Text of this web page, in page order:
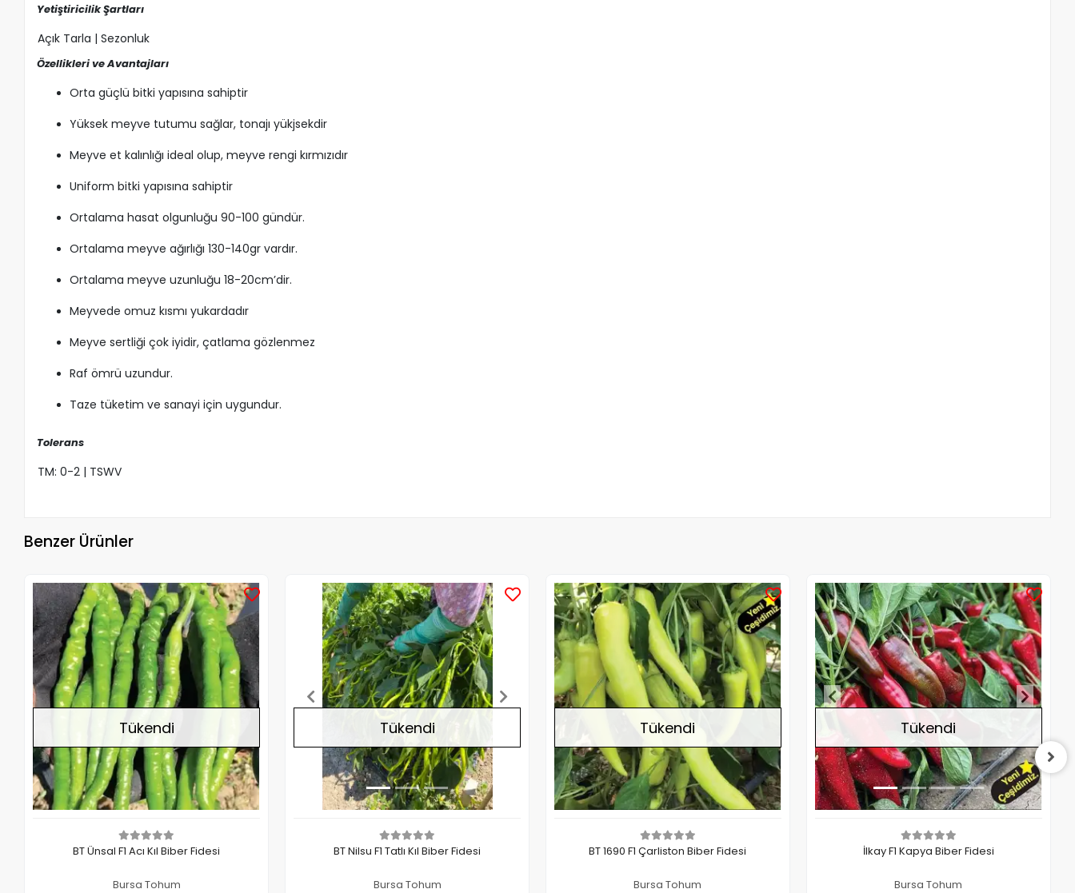
Yetiştiricilik Şartları
Açık Tarla | Sezonluk
Özellikleri ve Avantajları
Orta güçlü bitki yapısına sahiptir
Yüksek meyve tutumu sağlar, tonajı yükjsekdir
Meyve et kalınlığı ideal olup, meyve rengi kırmızıdır
Uniform bitki yapısına sahiptir
Ortalama hasat olgunluğu 90-100 gündür.
Ortalama meyve ağırlığı 130-140gr vardır.
Ortalama meyve uzunluğu 18-20cm’dir.
Meyvede omuz kısmı yukardadır
Meyve sertliği çok iyidir, çatlama gözlenmez
Raf ömrü uzundur.
Taze tüketim ve sanayi için uygundur.
Tolerans
TM: 0-2 | TSWV
Benzer Ürünler
Stokta Yok
Tükendi
BT Ünsal F1 Acı Kıl Biber Fidesi
Bursa Tohum
Stokta Yok
Tükendi
BT Nilsu F1 Tatlı Kıl Biber Fidesi
Bursa Tohum
Stokta Yok
Tükendi
BT 1690 F1 Çarliston Biber Fidesi
Bursa Tohum
Stokta Yok
Tükendi
İlkay F1 Kapya Biber Fidesi
Bursa Tohum